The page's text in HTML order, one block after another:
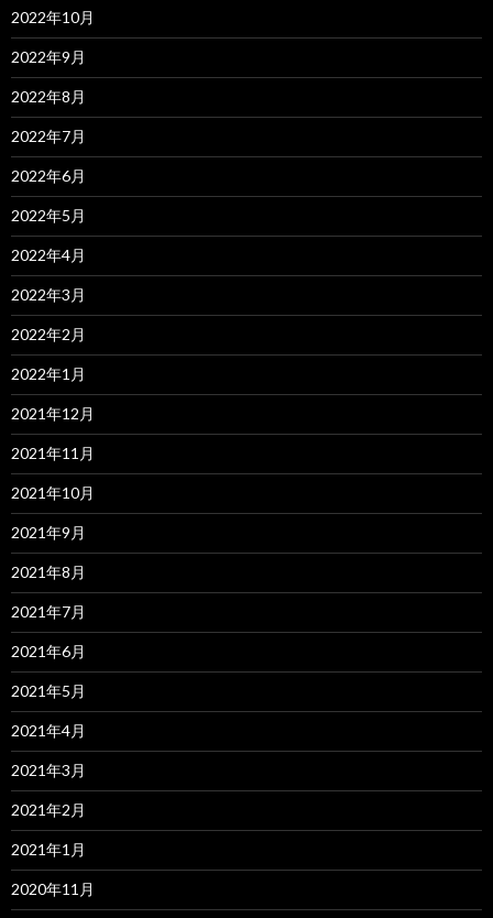
2022年10月
2022年9月
2022年8月
2022年7月
2022年6月
2022年5月
2022年4月
2022年3月
2022年2月
2022年1月
2021年12月
2021年11月
2021年10月
2021年9月
2021年8月
2021年7月
2021年6月
2021年5月
2021年4月
2021年3月
2021年2月
2021年1月
2020年11月